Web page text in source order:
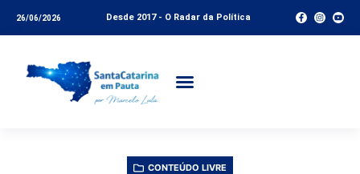
26/06/2026 Desde 2017 - O Radar da Política
CONTEÚDO LIVRE